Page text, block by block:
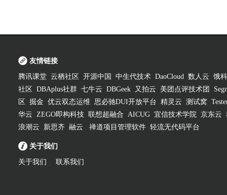
友情链接
腾讯课堂 云栖社区 开源中国 中生代技术 DaoCloud 数人云 饿
社区
DBAplus社群 七牛云 DBGeek 又拍云 美团点评技术团
区
掘金 优云双态运维 思必驰DUI开放平台 精灵云 测试窝
华云 ZEGO即构科技 联想超融合 AICUG 宜信技术学院 京东云
浪潮云
新思齐 融云 禅道项目管理软件 轻流无代码平台
关于我们
关于我们 联系我们